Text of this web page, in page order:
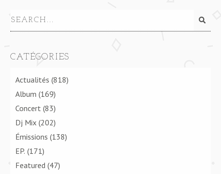
CATÉGORIES
Actualités (818)
Album (169)
Concert (83)
Dj Mix (202)
Émissions (138)
EP. (171)
Featured (47)